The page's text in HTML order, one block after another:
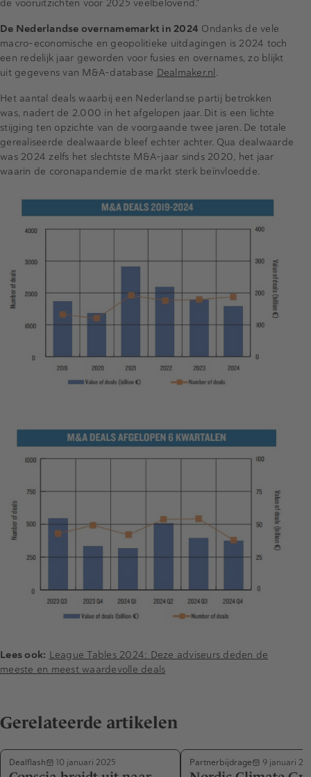
de vooruitzichten voor 2025 veelbelovend.”
De Nederlandse overnamemarkt in 2024 Ondanks de vele
macro-economische en geopolitieke uitdagingen is 2024 toch
een redelijk jaar geworden voor fusies en overnames, zo blijkt
uit gegevens van M&A-database Dealmaker.nl.
Het aantal deals waarbij een Nederlandse partij betrokken
was, nadert de 2.000 in het afgelopen jaar. Dit is een lichte
stijging ten opzichte van de voorgaande twee jaren. De totale
gerealiseerde dealwaarde bleef echter achter. Qua dealwaarde
was 2024 zelfs het slechtste M&A-jaar sinds 2020, het jaar
waarin de coronapandemie de markt sterk beïnvloedde.
Lees ook: League Tables 2024: Deze adviseurs deden de
meeste en meest waardevolle deals
Gerelateerde artikelen
Dealflash 10 januari 2025 Partnerbijdrage 9 januari